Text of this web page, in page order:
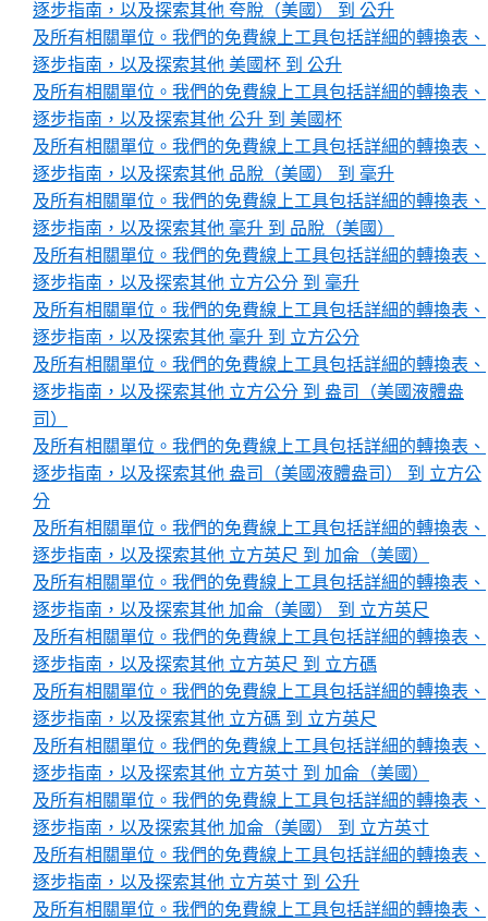
逐步指南，以及探索其他 夸脫（美國） 到 公升
及所有相關單位。我們的免費線上工具包括詳細的轉換表、
逐步指南，以及探索其他 美國杯 到 公升
及所有相關單位。我們的免費線上工具包括詳細的轉換表、
逐步指南，以及探索其他 公升 到 美國杯
及所有相關單位。我們的免費線上工具包括詳細的轉換表、
逐步指南，以及探索其他 品脫（美國） 到 毫升
及所有相關單位。我們的免費線上工具包括詳細的轉換表、
逐步指南，以及探索其他 毫升 到 品脫（美國）
及所有相關單位。我們的免費線上工具包括詳細的轉換表、
逐步指南，以及探索其他 立方公分 到 毫升
及所有相關單位。我們的免費線上工具包括詳細的轉換表、
逐步指南，以及探索其他 毫升 到 立方公分
及所有相關單位。我們的免費線上工具包括詳細的轉換表、
逐步指南，以及探索其他 立方公分 到 盎司（美國液體盎
司）
及所有相關單位。我們的免費線上工具包括詳細的轉換表、
逐步指南，以及探索其他 盎司（美國液體盎司） 到 立方公
分
及所有相關單位。我們的免費線上工具包括詳細的轉換表、
逐步指南，以及探索其他 立方英尺 到 加侖（美國）
及所有相關單位。我們的免費線上工具包括詳細的轉換表、
逐步指南，以及探索其他 加侖（美國） 到 立方英尺
及所有相關單位。我們的免費線上工具包括詳細的轉換表、
逐步指南，以及探索其他 立方英尺 到 立方碼
及所有相關單位。我們的免費線上工具包括詳細的轉換表、
逐步指南，以及探索其他 立方碼 到 立方英尺
及所有相關單位。我們的免費線上工具包括詳細的轉換表、
逐步指南，以及探索其他 立方英寸 到 加侖（美國）
及所有相關單位。我們的免費線上工具包括詳細的轉換表、
逐步指南，以及探索其他 加侖（美國） 到 立方英寸
及所有相關單位。我們的免費線上工具包括詳細的轉換表、
逐步指南，以及探索其他 立方英寸 到 公升
及所有相關單位。我們的免費線上工具包括詳細的轉換表、